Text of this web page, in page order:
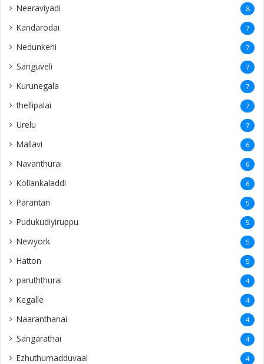
Neeraviyadi 8
Kandarodai 7
Nedunkeni 7
Sanguveli 7
Kurunegala 7
thellipalai 7
Urelu 7
Mallavi 6
Navanthurai 6
Kollankaladdi 6
Parantan 5
Pudukudiyiruppu 5
Newyork 5
Hatton 5
paruththurai 4
Kegalle 4
Naaranthanai 4
Sangarathai 4
Ezhuthumadduvaal 4